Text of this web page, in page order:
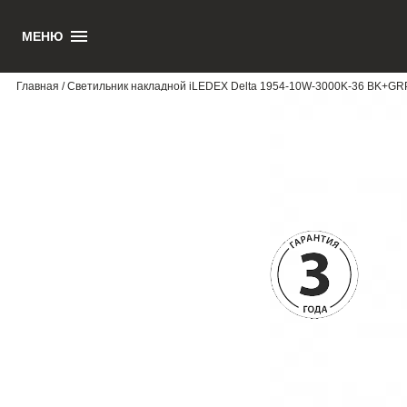
МЕНЮ
Главная / Светильник накладной iLEDEX Delta 1954-10W-3000K-36